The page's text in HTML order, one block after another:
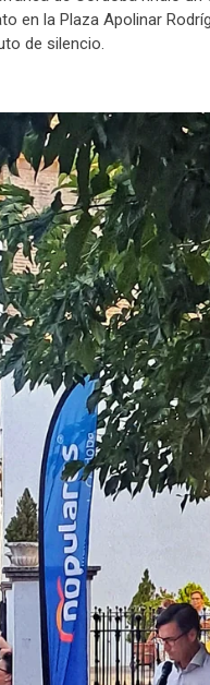
en la Plaza Apolinar
de silencio.